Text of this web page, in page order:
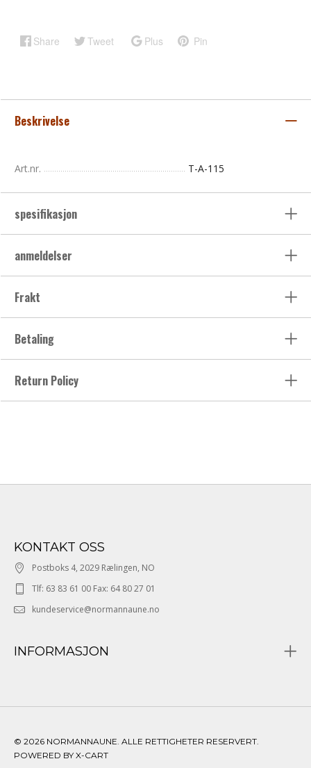
Share Tweet Plus Pin
Beskrivelse
Art.nr. T-A-115
spesifikasjon
anmeldelser
Frakt
Betaling
Return Policy
KONTAKT OSS
Postboks 4, 2029 Rælingen, NO
Tlf: 63 83 61 00 Fax: 64 80 27 01
kundeservice@normannaune.no
INFORMASJON
© 2026 NORMANNAUNE. ALLE RETTIGHETER RESERVERT.
POWERED BY X-CART